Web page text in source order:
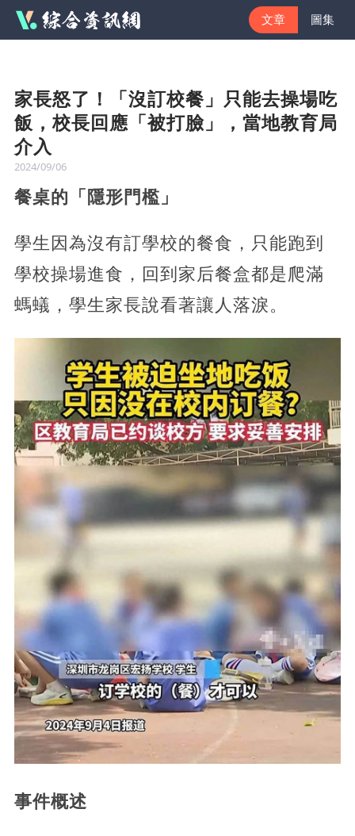
文章 圖集
家長怒了！「沒訂校餐」只能去操場吃
飯，校長回應「被打臉」，當地教育局
介入
2024/09/06
餐桌的「隱形門檻」
學生因為沒有訂學校的餐食，只能跑到
學校操場進食，回到家后餐盒都是爬滿
螞蟻，學生家長說看著讓人落淚。
事件概述